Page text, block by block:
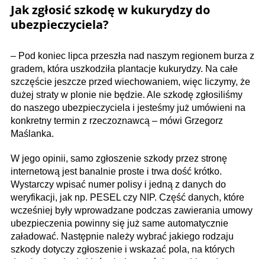
Jak zgłosić szkodę w kukurydzy do
ubezpieczyciela?
– Pod koniec lipca przeszła nad naszym regionem burza z
gradem, która uszkodziła plantacje kukurydzy. Na całe
szczęście jeszcze przed wiechowaniem, więc liczymy, że
dużej straty w plonie nie będzie. Ale szkodę zgłosiliśmy
do naszego ubezpieczyciela i jesteśmy już umówieni na
konkretny termin z rzeczoznawcą – mówi Grzegorz
Maślanka.
W jego opinii, samo zgłoszenie szkody przez stronę
internetową jest banalnie proste i trwa dość krótko.
Wystarczy wpisać numer polisy i jedną z danych do
weryfikacji, jak np. PESEL czy NIP. Część danych, które
wcześniej były wprowadzane podczas zawierania umowy
ubezpieczenia powinny się już same automatycznie
załadować. Następnie należy wybrać jakiego rodzaju
szkody dotyczy zgłoszenie i wskazać pola, na których